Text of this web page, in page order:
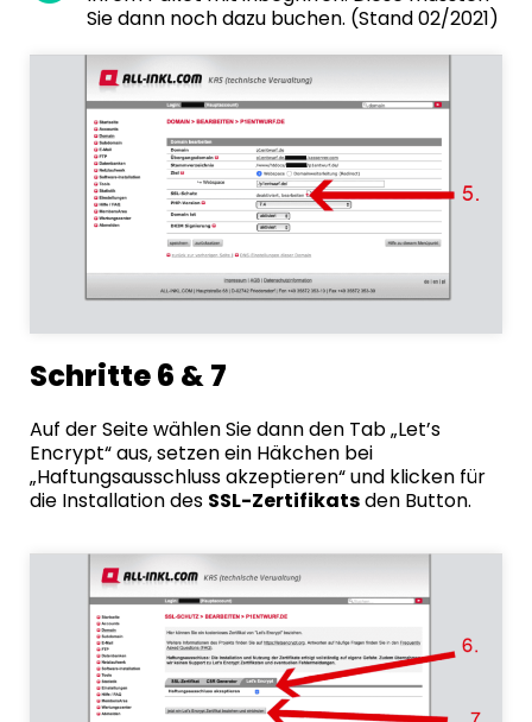
Sie dann noch dazu buchen. (Stand 02/2021)
Schritte 6 & 7
Auf der Seite wählen Sie dann den Tab „Let’s
Encrypt“ aus, setzen ein Häkchen bei
„Haftungsausschluss akzeptieren“ und klicken für
die Installation des SSL-Zertifikatsden Button.